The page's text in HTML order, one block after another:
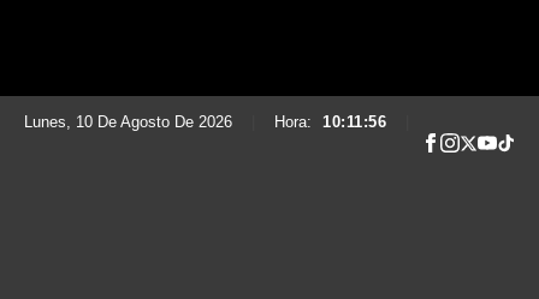
Lunes, 10 De Agosto De 2026 Hora: 10:11:57